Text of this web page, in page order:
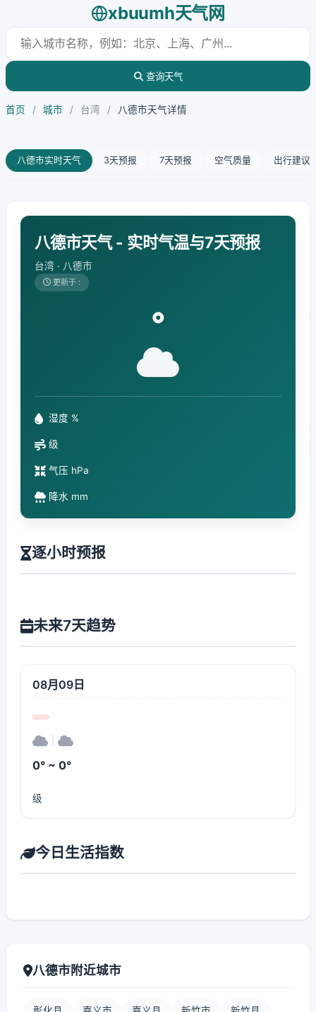
xbuumh天气网
查询天气
首页 / 城市 / 台湾 / 八德市天气详情
八德市实时天气 3天预报 7天预报 空气质量 出行建议
八德市天气 - 实时气温与7天预报
台湾 · 八德市
更新于 :
°
湿度 %
级
气压 hPa
降水 mm
逐小时预报
未来7天趋势
08月09日
0° ~ 0°
级
今日生活指数
八德市附近城市